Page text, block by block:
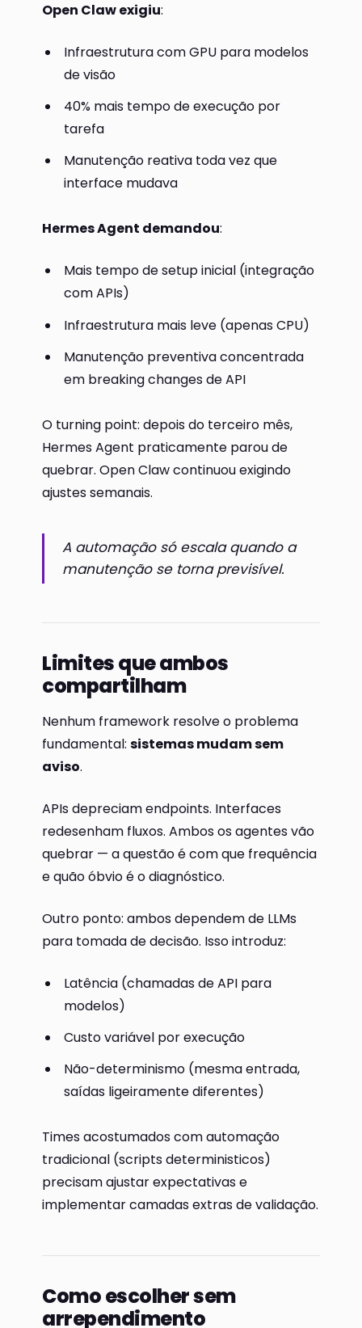
Open Claw exigiu:
Infraestrutura com GPU para modelos
de visão
40% mais tempo de execução por
tarefa
Manutenção reativa toda vez que
interface mudava
Hermes Agent demandou:
Mais tempo de setup inicial (integração
com APIs)
Infraestrutura mais leve (apenas CPU)
Manutenção preventiva concentrada
em breaking changes de API
O turning point: depois do terceiro mês,
Hermes Agent praticamente parou de
quebrar. Open Claw continuou exigindo
ajustes semanais.
A automação só escala quando a
manutenção se torna previsível.
Limites que ambos
compartilham
Nenhum framework resolve o problema
fundamental: sistemas mudam sem
aviso.
APIs depreciam endpoints. Interfaces
redesenham fluxos. Ambos os agentes vão
quebrar — a questão é com que frequência
e quão óbvio é o diagnóstico.
Outro ponto: ambos dependem de LLMs
para tomada de decisão. Isso introduz:
Latência (chamadas de API para
modelos)
Custo variável por execução
Não-determinismo (mesma entrada,
saídas ligeiramente diferentes)
Times acostumados com automação
tradicional (scripts deterministicos)
precisam ajustar expectativas e
implementar camadas extras de validação.
Como escolher sem
arrependimento